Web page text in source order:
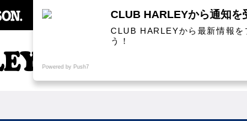
SPECIALCOLUMN
CLUB HARLEYから通知を
CLUB HARLEYから最新情報を
う！
Powered by Push7